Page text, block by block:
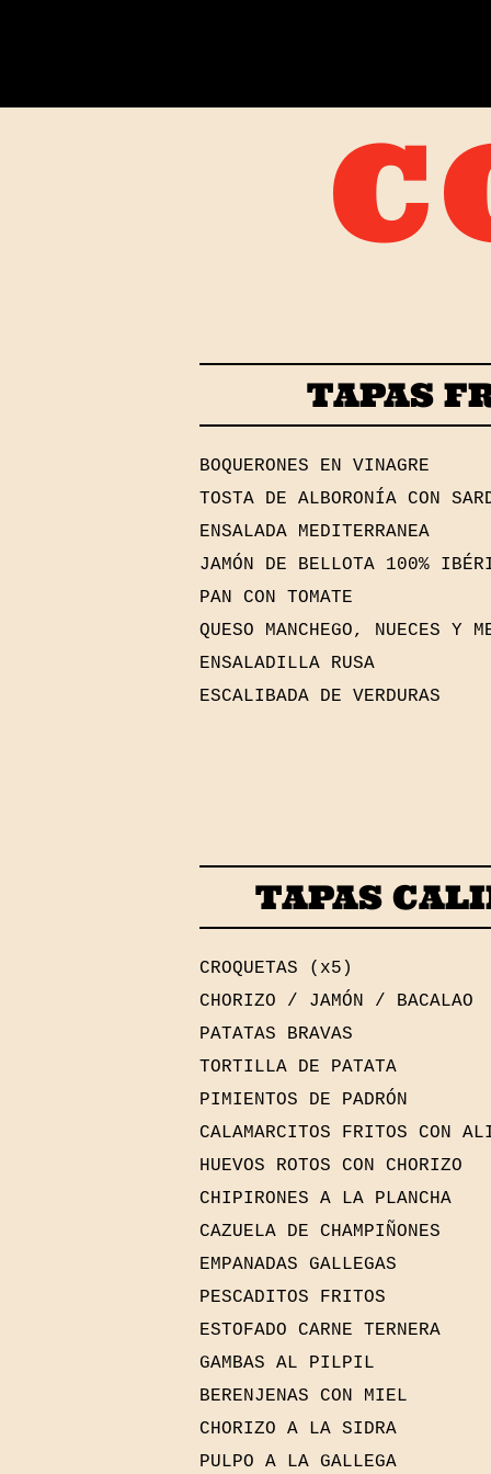
TAPAS
BOQUERONES EN VINAGRE
TOSTA DE ALBORONÍA CON
ENSALADA MEDITERRANEA
JAMÓN DE BELLOTA 100%
PAN CON TOMATE
QUESO MANCHEGO, NUECES Y
ENSALADILLA RUSA
ESCALIBADA DE VERDURAS
TAPAS
CROQUETAS (x5)
CHORIZO / JAMÓN / BACALAO
PATATAS BRAVAS
TORTILLA DE PATATA
PIMIENTOS DE PADRÓN
CALAMARCITOS FRITOS CON
HUEVOS ROTOS CON CHORIZO
CHIPIRONES A LA PLANCHA
CAZUELA DE CHAMPIÑONES
EMPANADAS GALLEGAS
PESCADITOS FRITOS
ESTOFADO CARNE TERNERA
GAMBAS AL PILPIL
BERENJENAS CON MIEL
CHORIZO A LA SIDRA
PULPO A LA GALLEGA